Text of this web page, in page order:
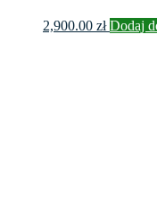
2,900.00 zł Dodaj